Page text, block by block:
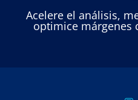
Acelere el análisis,
optimice márgenes